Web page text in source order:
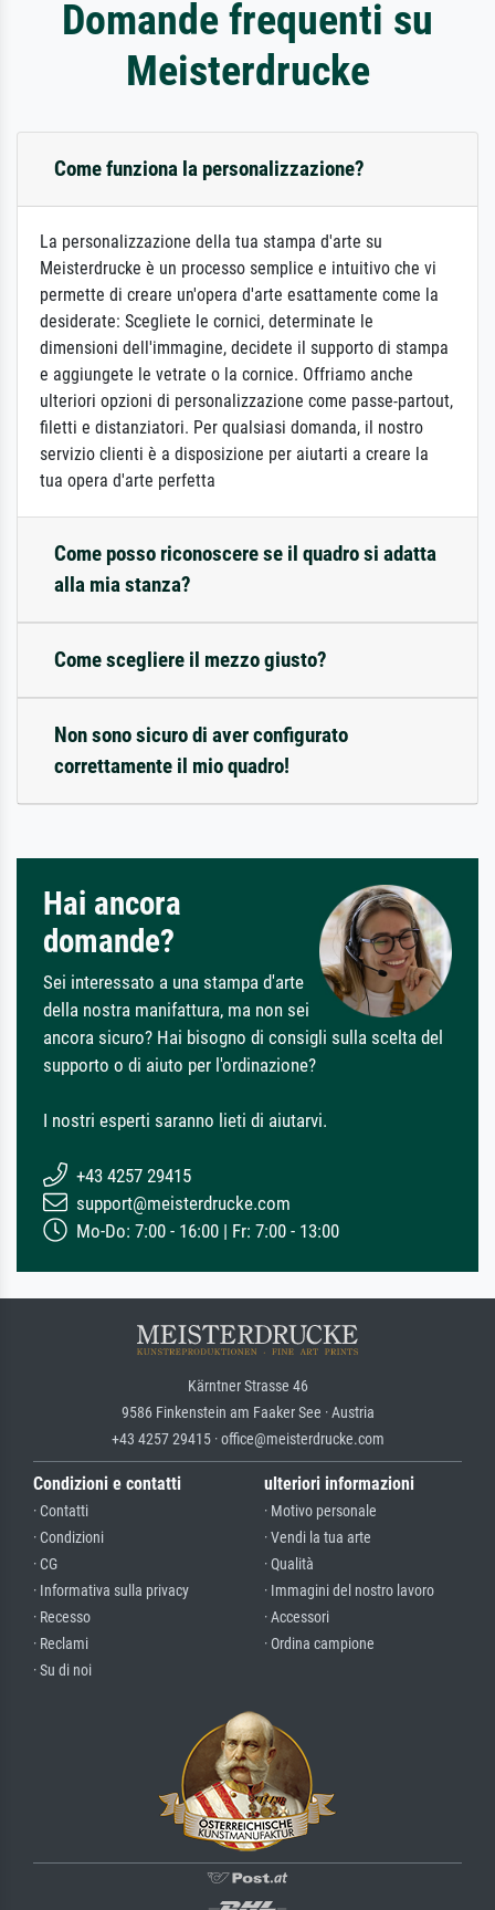
Domande frequenti su
Meisterdrucke
Come funziona la personalizzazione?
La personalizzazione della tua stampa d'arte su
Meisterdrucke è un processo semplice e intuitivo che vi
permette di creare un'opera d'arte esattamente come la
desiderate: Scegliete le cornici, determinate le
dimensioni dell'immagine, decidete il supporto di stampa
e aggiungete le vetrate o la cornice. Offriamo anche
ulteriori opzioni di personalizzazione come passe-partout,
filetti e distanziatori. Per qualsiasi domanda, il nostro
servizio clienti è a disposizione per aiutarti a creare la
tua opera d'arte perfetta
Come posso riconoscere se il quadro si adatta
alla mia stanza?
Come scegliere il mezzo giusto?
Non sono sicuro di aver configurato
correttamente il mio quadro!
Hai ancora
domande?
Sei interessato a una stampa d'arte
della nostra manifattura, ma non sei
ancora sicuro? Hai bisogno di consigli sulla scelta del
supporto o di aiuto per l'ordinazione?
I nostri esperti saranno lieti di aiutarvi.
+43 4257 29415
support@meisterdrucke.com
Mo-Do: 7:00 - 16:00 | Fr: 7:00 - 13:00
Kärntner Strasse 46
9586 Finkenstein am Faaker See · Austria
+43 4257 29415 · office@meisterdrucke.com
Condizioni e contatti
· Contatti
· Condizioni
· CG
· Informativa sulla privacy
· Recesso
· Reclami
· Su di noi
ulteriori informazioni
· Motivo personale
· Vendi la tua arte
· Qualità
· Immagini del nostro lavoro
· Accessori
· Ordina campione